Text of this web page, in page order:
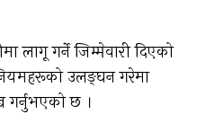
लागू गर्ने जिम्मेवारी दिएको
उलङ्घन गरेमा
गर्नुभएको छ ।